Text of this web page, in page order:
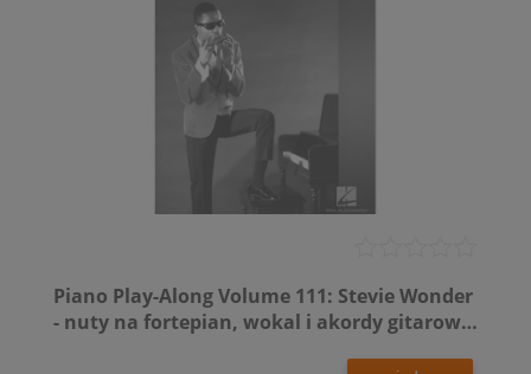
Piano Play-Along Volume 111: Stevie Wonder
- nuty na fortepian, wokal i akordy gitarowe